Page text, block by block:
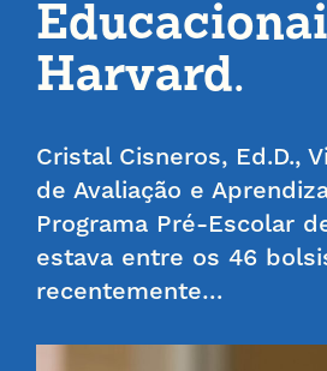
Harvard.
Cristal Cisneros, Ed.D.,
de Avaliação e
Programa Pré-Escolar
estava entre os 46
recentemente…